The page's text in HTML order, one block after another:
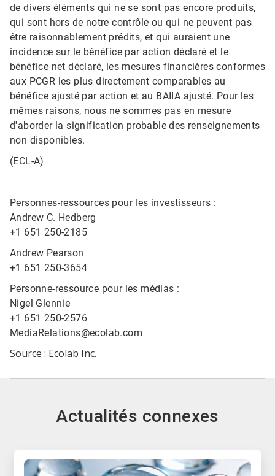
de divers éléments qui ne se sont pas encore produits,
qui sont hors de notre contrôle ou qui ne peuvent pas
être raisonnablement prédits, et qui auraient une
incidence sur le bénéfice par action déclaré et le
bénéfice net déclaré, les mesures financières conformes
aux PCGR les plus directement comparables au
bénéfice ajusté par action et au BAIIA ajusté. Pour les
mêmes raisons, nous ne sommes pas en mesure
d'aborder la signification probable des renseignements
non disponibles.
(ECL-A)
Personnes-ressources pour les investisseurs :
Andrew C. Hedberg
+1 651 250-2185
Andrew Pearson
+1 651 250-3654
Personne-ressource pour les médias :
Nigel Glennie
+1 651 250-2576
MediaRelations@ecolab.com
Source : Ecolab Inc.
Actualités connexes